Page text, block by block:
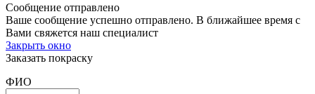
Сообщение отправлено
Ваше сообщение успешно отправлено. В ближайшее время с
Вами свяжется наш специалист
Закрыть окно
Заказать покраску
ФИО